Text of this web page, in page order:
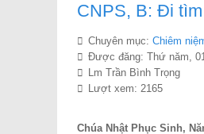
CNPS, B: Đi
Chuyên mục: Chiêm
Được đăng: Thứ năm,
Lm Trần Bình Trọng
Lượt xem: 2165
Chúa Nhật Phục Sinh,